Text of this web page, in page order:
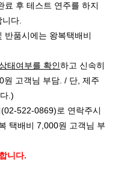
료 후 테스트 연주를 하지
다.
반품시에는 왕복택배비
태여부를 확인하고 신속히
원 고객님 부담. / 단, 제주
.)
522-0869)로 연락주시
택배비 7,000원 고객님 부
니다.